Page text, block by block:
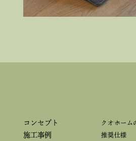
コンセプト
施工事例
クオホーム
推奨仕様